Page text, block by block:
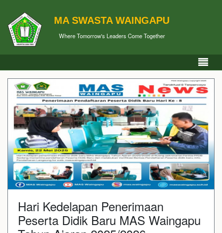
MA SWASTA WAINGAPU
Where Tomorrow's Leaders Come Together
Hari Kedelapan Penerimaan
Peserta Didik Baru MAS Waingapu